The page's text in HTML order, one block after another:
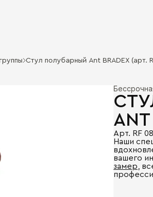
Стул полубарный Ant BRADEX (арт.
ANT
Арт. RF
Наши
вашего
замер ,